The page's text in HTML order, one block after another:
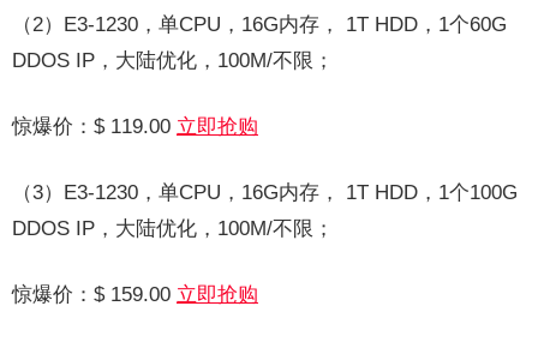
（2）E3-1230，单CPU，16G内存， 1T HDD，1个60G
DDOS IP，大陆优化，100M/不限；
惊爆价：$ 119.00 立即抢购
（3）E3-1230，单CPU，16G内存， 1T HDD，1个100G
DDOS IP，大陆优化，100M/不限；
惊爆价：$ 159.00 立即抢购